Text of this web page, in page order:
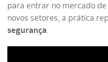
para entrar no mercado
novos setores, a prática
segurança.